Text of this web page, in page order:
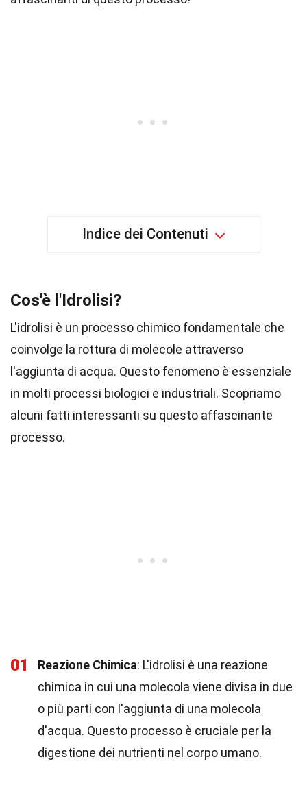
Indice dei Contenuti
Cos'è l'Idrolisi?
L'idrolisi è un processo chimico fondamentale che
coinvolge la rottura di molecole attraverso
l'aggiunta di acqua. Questo fenomeno è essenziale
in molti processi biologici e industriali. Scopriamo
alcuni fatti interessanti su questo affascinante
processo.
01 Reazione Chimica: L'idrolisi è una reazione
chimica in cui una molecola viene divisa in due
o più parti con l'aggiunta di una molecola
d'acqua. Questo processo è cruciale per la
digestione dei nutrienti nel corpo umano.